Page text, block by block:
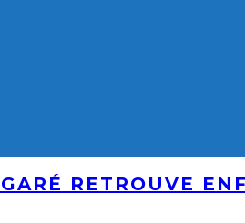
RETROUVE